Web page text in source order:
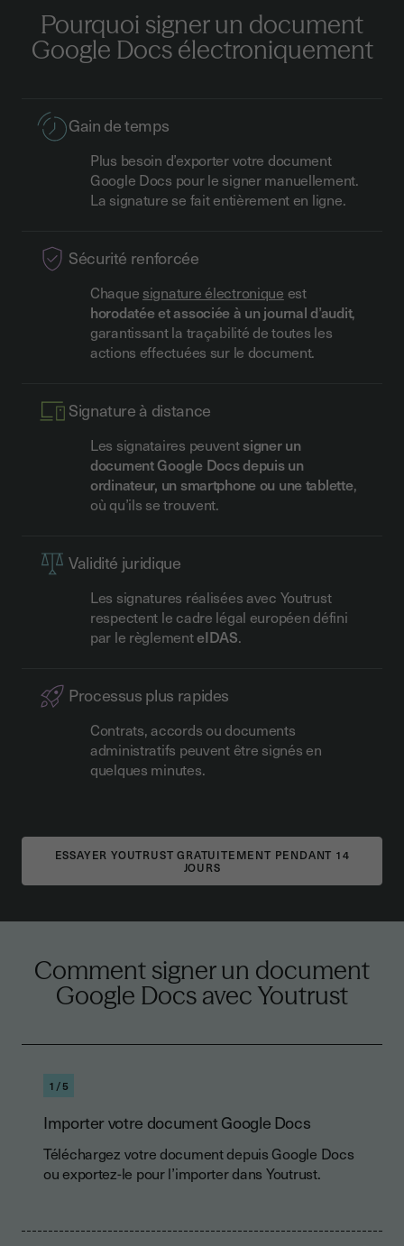
Pourquoi signer un document
Google Docs électroniquement
Gain de temps
Plus besoin d’exporter votre document
Google Docs pour le signer manuellement.
La signature se fait entièrement en ligne.
Sécurité renforcée
Chaque signature électronique est
horodatée et associée à un journal d’audit,
garantissant la traçabilité de toutes les
actions effectuées sur le document.
Signature à distance
Les signataires peuventsigner un
document Google Docs depuis un
ordinateur, un smartphone ou une tablette,
où qu’ils se trouvent.
Validité juridique
Les signatures réalisées avec Youtrust
respectent le cadre légal européen défini
par le règlementeIDAS.
Processus plus rapides
Contrats, accords ou documents
administratifs peuvent être signés en
quelques minutes.
Comment signer un document
Google Docs avec Youtrust
1/5
Importer votre document Google Docs
Téléchargez votre document depuis Google Docs
ou exportez-le pour l’importer dans Youtrust.